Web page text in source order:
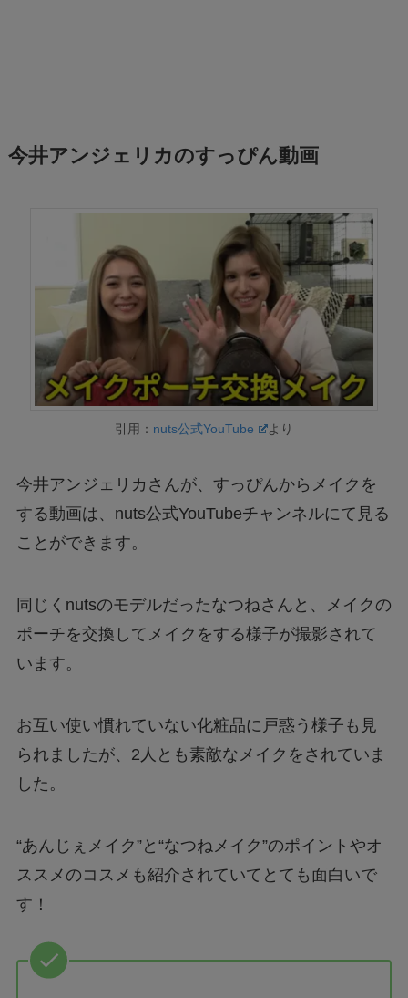
今井アンジェリカのすっぴん動画
引用： nuts公式YouTube より
今井アンジェリカさんが、すっぴんからメイクを
する動画は、nuts公式YouTubeチャンネルにて見る
ことができます。
同じくnutsのモデルだったなつねさんと、メイクの
ポーチを交換してメイクをする様子が撮影されて
います。
お互い使い慣れていない化粧品に戸惑う様子も見
られましたが、2人とも素敵なメイクをされていま
した。
“あんじぇメイク”と“なつねメイク”のポイントやオ
ススメのコスメも紹介されていてとても面白いで
す！